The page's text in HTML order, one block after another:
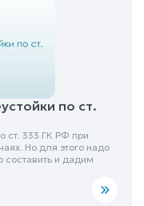
по ст.
ст. 333 ГК РФ при
Но для этого надо
составить и дадим